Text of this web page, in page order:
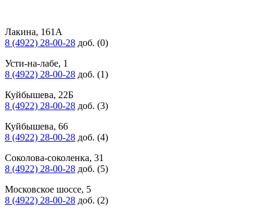
Лакина, 161А
8 (4922) 28-00-28 доб. (0)
Усти-на-лабе, 1
8 (4922) 28-00-28 доб. (1)
Куйбышева, 22Б
8 (4922) 28-00-28 доб. (3)
Куйбышева, 66
8 (4922) 28-00-28 доб. (4)
Соколова-соколенка, 31
8 (4922) 28-00-28 доб. (5)
Московское шоссе, 5
8 (4922) 28-00-28 доб. (2)